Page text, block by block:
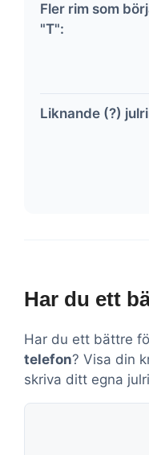
Fler rim som
"T":
Liknande (?)
Har du ett
Har du ett bättre
telefon? Visa din
skriva ditt egna
Kommentar